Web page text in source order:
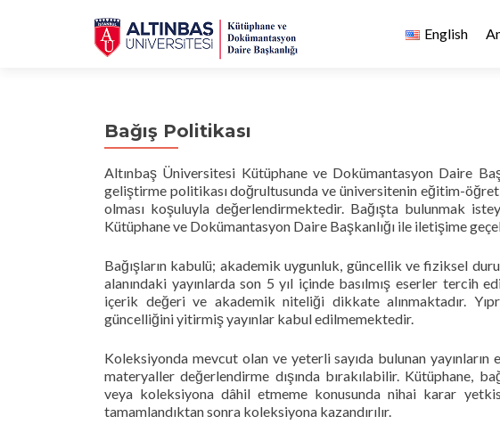
English
Bağış Politikası
Altınbaş Üniversitesi Kütüphane ve Dokümantasyon Daire
geliştirme politikası doğrultusunda ve üniversitenin eğitim-
olması koşuluyla değerlendirmektedir. Bağışta bulunmak
Kütüphane ve Dokümantasyon Daire Başkanlığı ile iletişime
Bağışların kabulü; akademik uygunluk, güncellik ve fiziksel
alanındaki yayınlarda son 5 yıl içinde basılmış eserler tercih
içerik değeri ve akademik niteliği dikkate alınmaktadır.
güncelliğini yitirmiş yayınlar kabul edilmemektedir.
Koleksiyonda mevcut olan ve yeterli sayıda bulunan
materyaller değerlendirme dışında bırakılabilir. Kütüphane,
veya koleksiyona dâhil etmeme konusunda nihai karar
tamamlandıktan sonra koleksiyona kazandırılır.